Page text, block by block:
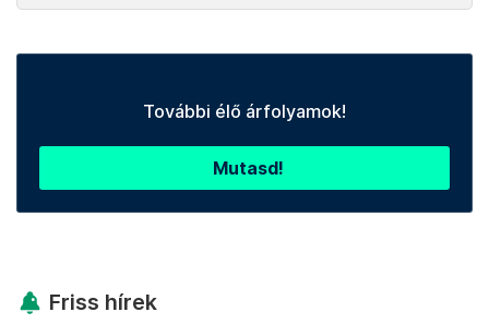
További élő árfolyamok!
Mutasd!
Friss hírek